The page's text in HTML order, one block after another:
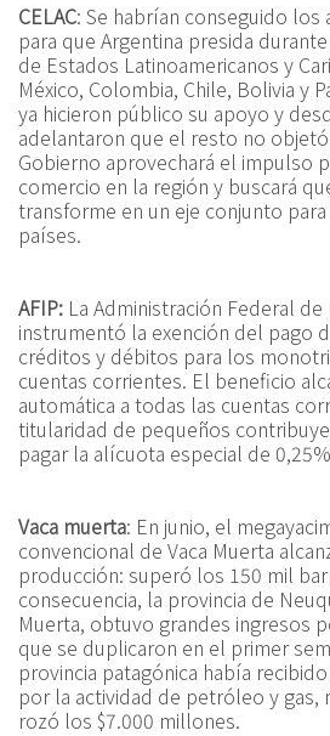
CELAC: Se habrían conseguido los
para que Argentina presida
de Estados Latinoamericanos y
México, Colombia, Chile, Bolivia y
ya hicieron público su apoyo y
adelantaron que el resto no
Gobierno aprovechará el impulso
comercio en la región y buscará
transforme en un eje conjunto
países.
AFIP: La Administración Federal
instrumentó la exención del pago
créditos y débitos para los
cuentas corrientes. El beneficio
automática a todas las cuentas
titularidad de pequeños
pagar la alícuota especial de
Vaca muerta: En junio, el
convencional de Vaca Muerta
producción: superó los 150 mil
consecuencia, la provincia de
Muerta, obtuvo grandes ingresos
que se duplicaron en el primer
provincia patagónica había
por la actividad de petróleo y gas,
rozó los $7.000 millones.